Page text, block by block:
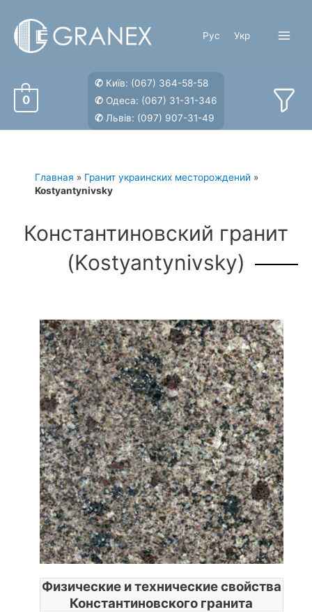
содержимому
Рус Укр
0
✆ Київ: (067) 364-58-58
✆ Одеса: (067) 31-31-346
✆ Львів: (097) 907-31-49
Главная » Гранит украинских месторождений »
Kostyantynivsky
Константиновский гранит
(Kostyantynivsky)
Физические и технические свойства
Константиновского гранита